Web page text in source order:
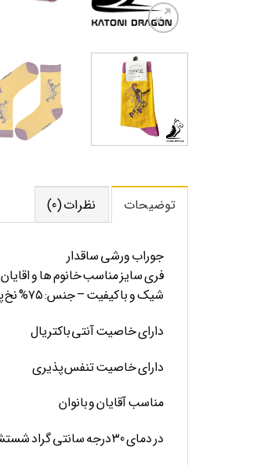
توضیحات نظرات (0)
جوراب ورشی ساقدار
فری سایز مناسب خانوم ها و اقایان
شیک و با کیفیت – جنس: ۷۵% نخ پنبه ، ۲۱% پلی آمید، ۴% الستین جنس نخ درجه یک
دارای خاصیت آنتی باکتریال
دارای خاصیت تنفس پذیری
مناسب آقایان و بانوان
در دمای 30 درجه سانتی گراد شستشو شود